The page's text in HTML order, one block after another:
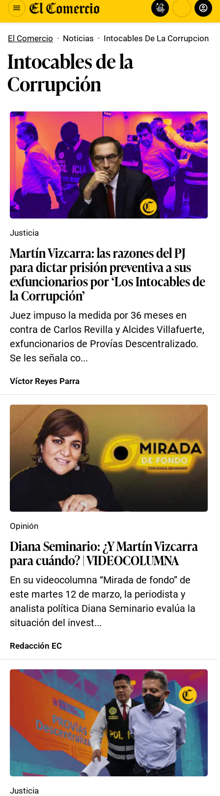
El Comercio · Noticias · Intocables De La Corrupcion
Intocables de la
Corrupción
Martín Vizcarra: las razones del PJ
para dictar prisión preventiva a sus
exfuncionarios por ‘Los Intocables de
la Corrupción’
Juez impuso la medida por 36 meses en
contra de Carlos Revilla y Alcides Villafuerte,
exfuncionarios de Provías Descentralizado.
Se les señala co...
Justicia
Víctor Reyes Parra
Diana Seminario: ¿Y Martín Vizcarra
para cuándo? | VIDEOCOLUMNA
En su videocolumna “Mirada de fondo” de
este martes 12 de marzo, la periodista y
analista política Diana Seminario evalúa la
situación del invest...
Opinión
Redacción EC
Justicia